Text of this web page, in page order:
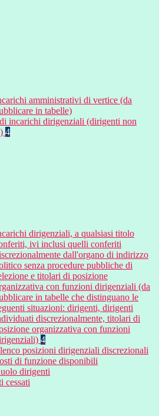
amministrativi di vertice (da
in tabelle)
incarichi dirigenziali (dirigenti non
4
dirigenziali, a qualsiasi titolo
ivi inclusi quelli conferiti
dall'organo di indirizzo
senza procedure pubbliche di
e titolari di posizione
con funzioni dirigenziali (da
in tabelle che distinguano le
situazioni: dirigenti, dirigenti
discrezionalmente, titolari di
organizzativa con funzioni
4
posizioni dirigenziali discrezionali
di funzione disponibili
dirigenti
cessati